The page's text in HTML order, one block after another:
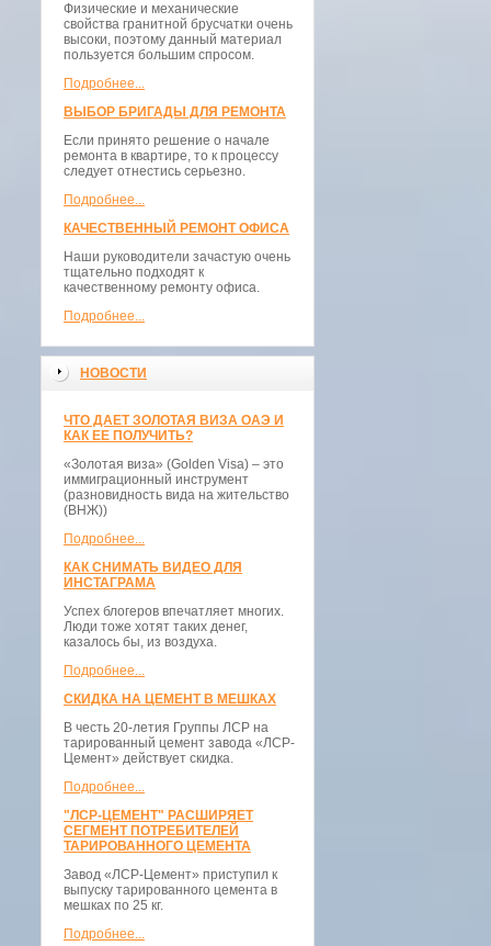
Физические и механические
свойства гранитной брусчатки очень
высоки, поэтому данный материал
пользуется большим спросом.
Подробнее...
ВЫБОР БРИГАДЫ ДЛЯ РЕМОНТА
Если принято решение о начале
ремонта в квартире, то к процессу
следует отнестись серьезно.
Подробнее...
КАЧЕСТВЕННЫЙ РЕМОНТ ОФИСА
Наши руководители зачастую очень
тщательно подходят к
качественному ремонту офиса.
Подробнее...
НОВОСТИ
ЧТО ДАЕТ ЗОЛОТАЯ ВИЗА ОАЭ И
КАК ЕЕ ПОЛУЧИТЬ?
«Золотая виза» (Golden Visa) – это
иммиграционный инструмент
(разновидность вида на жительство
(ВНЖ))
Подробнее...
КАК СНИМАТЬ ВИДЕО ДЛЯ
ИНСТАГРАМА
Успех блогеров впечатляет многих.
Люди тоже хотят таких денег,
казалось бы, из воздуха.
Подробнее...
СКИДКА НА ЦЕМЕНТ В МЕШКАХ
В честь 20-летия Группы ЛСР на
тарированный цемент завода «ЛСР-
Цемент» действует скидка.
Подробнее...
"ЛСР-ЦЕМЕНТ" РАСШИРЯЕТ
СЕГМЕНТ ПОТРЕБИТЕЛЕЙ
ТАРИРОВАННОГО ЦЕМЕНТА
Завод «ЛСР-Цемент» приступил к
выпуску тарированного цемента в
мешках по 25 кг.
Подробнее...